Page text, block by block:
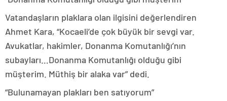
Vatandaşların plaklara olan ilgisini değerlendiren
Ahmet Kara, “Kocaeli’de çok büyük bir sevgi var.
Avukatlar, hakimler, Donanma Komutanlığı’nın
subayları…Donanma Komutanlığı olduğu gibi
müşterim. Müthiş bir alaka var” dedi.
“Bulunamayan plakları ben satıyorum”